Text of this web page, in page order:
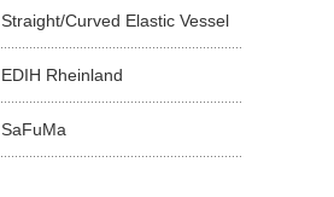
Straight/Curved Elastic Vessel
EDIH Rheinland
SaFuMa